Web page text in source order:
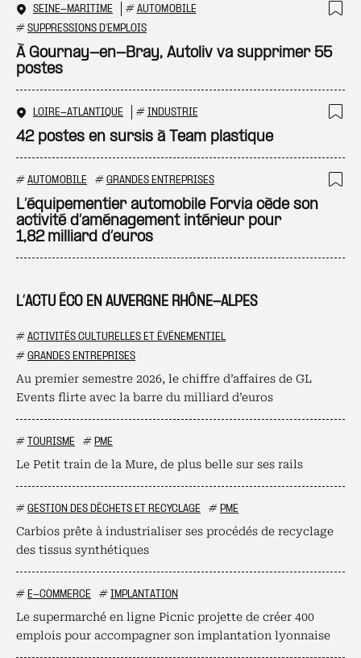
L’ACTU ÉCO EN AUVERGNE RHÔNE-ALPES
# ACTIVITÉS CULTURELLES ET ÉVÉNEMENTIEL
# GRANDES ENTREPRISES
Au premier semestre 2026, le chiffre d’affaires de GL
Events flirte avec la barre du milliard d’euros
# TOURISME # PME
Le Petit train de la Mure, de plus belle sur ses rails
# GESTION DES DÉCHETS ET RECYCLAGE # PME
Carbios prête à industrialiser ses procédés de recyclage
des tissus synthétiques
# E-COMMERCE # IMPLANTATION
Le supermarché en ligne Picnic projette de créer 400
emplois pour accompagner son implantation lyonnaise
SEINE-MARITIME # AUTOMOBILE
# SUPPRESSIONS D'EMPLOIS
À Gournay-en-Bray, Autoliv va supprimer 55
postes
LOIRE-ATLANTIQUE # INDUSTRIE
42 postes en sursis à Team plastique
# AUTOMOBILE # GRANDES ENTREPRISES
L’équipementier automobile Forvia cède son
activité d’aménagement intérieur pour
1,82 milliard d’euros